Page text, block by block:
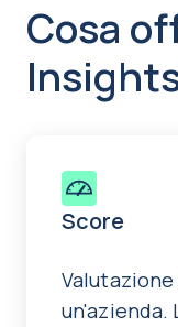
Cosa
Score
un'azienda.